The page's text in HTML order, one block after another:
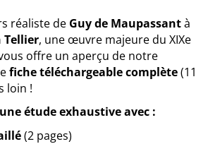
réaliste de Guy de Maupassantà
Tellier, une œuvre majeure du XIXe
offre un aperçu de notre
fiche téléchargeable complète(11
loin !
étude exhaustive avec :
(2 pages)